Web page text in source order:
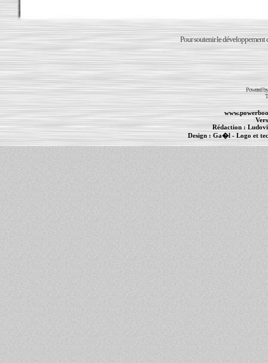
Pour soutenir le développement
Powered
Rédaction :
Design : Ga�l- Logo et